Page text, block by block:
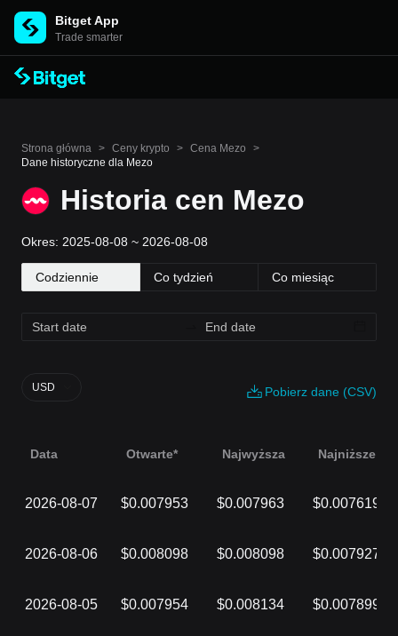
Bitget App
Trade smarter
Strona główna > Ceny krypto > Cena Mezo
>
Dane historyczne dla Mezo
Historia cen Mezo
Okres: 2025-08-08 ~ 2026-08-08
Codziennie Co tydzień Co miesiąc
Pobierz dane (CSV)
USD
Data Otwarte* Najwyższa Najniższe
2026-08-07 $0.007953 $0.007963 $0.007619
2026-08-06 $0.008098 $0.008098 $0.007927
2026-08-05 $0.007954 $0.008134 $0.007899